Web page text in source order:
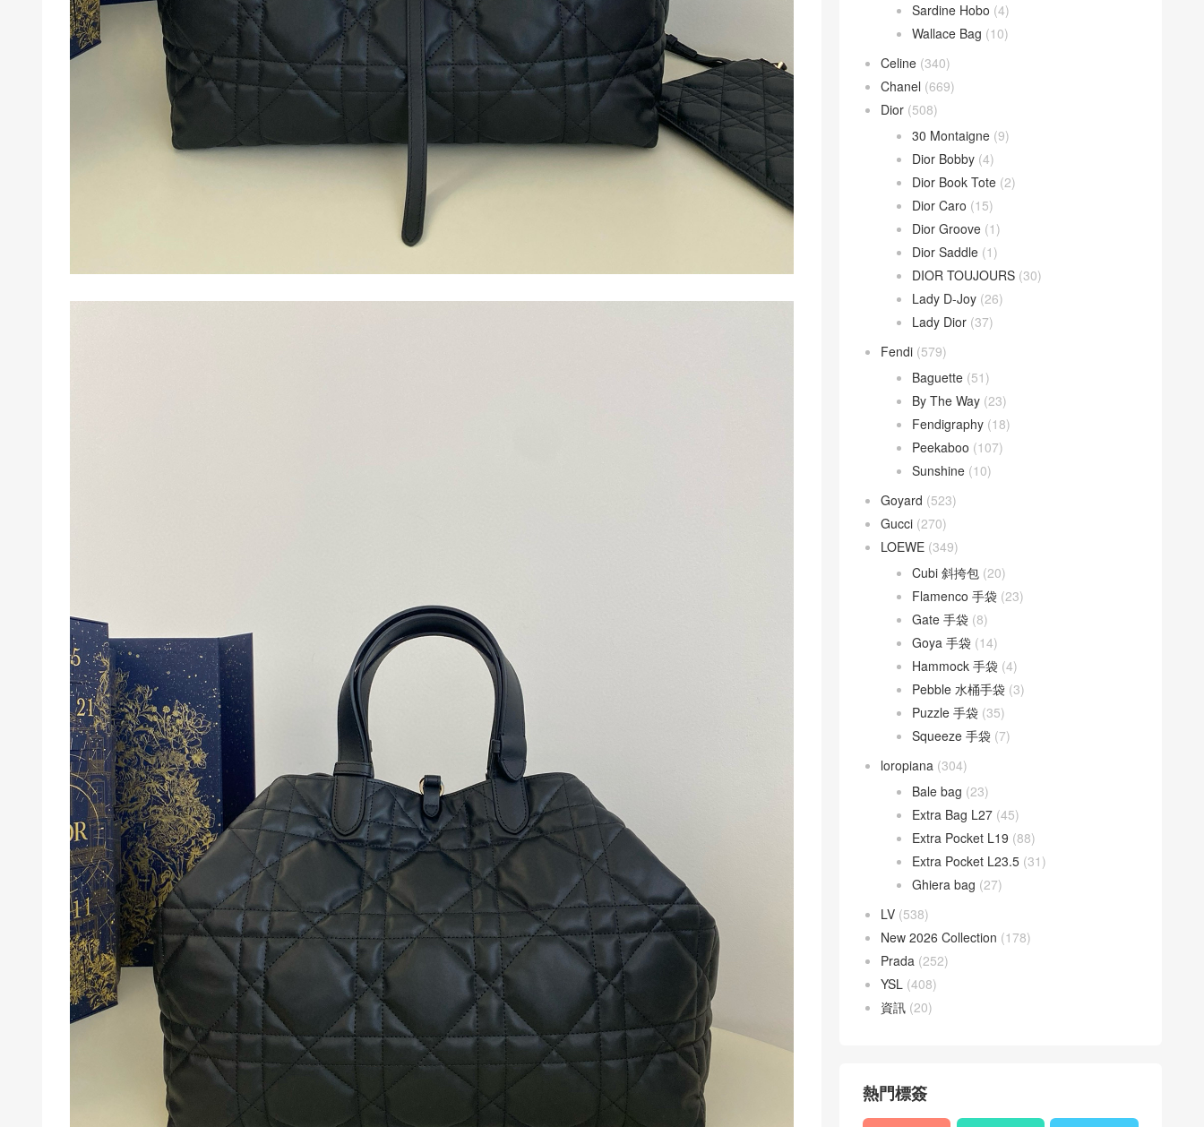
Sardine Hobo (4)
Wallace Bag (10)
Celine (340)
Chanel (669)
Dior (508)
30 Montaigne (9)
Dior Bobby (4)
Dior Book Tote (2)
Dior Caro (15)
Dior Groove (1)
Dior Saddle (1)
DIOR TOUJOURS (30)
Lady D-Joy (26)
Lady Dior (37)
Fendi (579)
Baguette (51)
By The Way (23)
Fendigraphy (18)
Peekaboo (107)
Sunshine (10)
Goyard (523)
Gucci (270)
LOEWE (349)
Cubi 斜挎包 (20)
Flamenco 手袋 (23)
Gate 手袋 (8)
Goya 手袋 (14)
Hammock 手袋 (4)
Pebble 水桶手袋 (3)
Puzzle 手袋 (35)
Squeeze 手袋 (7)
loropiana (304)
Bale bag (23)
Extra Bag L27 (45)
Extra Pocket L19 (88)
Extra Pocket L23.5 (31)
Ghiera bag (27)
LV (538)
New 2026 Collection (178)
Prada (252)
YSL (408)
資訊 (20)
熱門標簽